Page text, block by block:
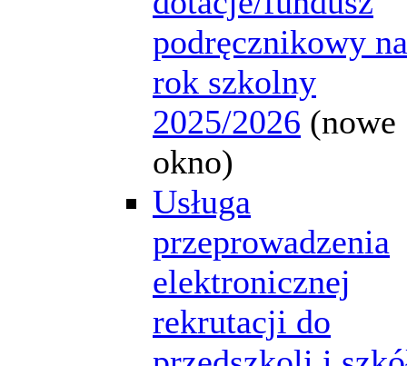
podręcznikowy na
rok szkolny
2025/2026 (nowe
okno)
Usługa
przeprowadzenia
elektronicznej
rekrutacji do